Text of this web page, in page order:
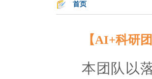
首页
【AI+科研
本团队以